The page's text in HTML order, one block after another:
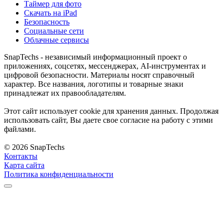
Таймер для фото
Скачать на iPad
Безопасность
Социальные сети
Облачные сервисы
SnapTechs - независимый информационный проект о
приложениях, соцсетях, мессенджерах, AI-инструментах и
цифровой безопасности. Материалы носят справочный
характер. Все названия, логотипы и товарные знаки
принадлежат их правообладателям.
Этот сайт использует cookie для хранения данных. Продолжая
использовать сайт, Вы даете свое согласие на работу с этими
файлами.
© 2026 SnapTechs
Контакты
Карта сайта
Политика конфиденциальности